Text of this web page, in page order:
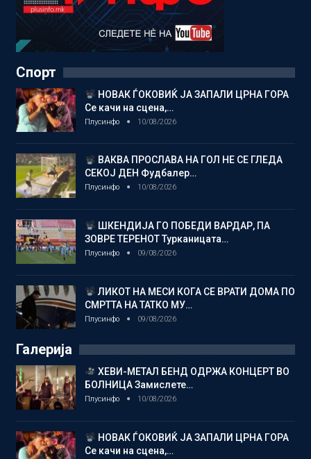
Спорт
НОВАК ЃОКОВИЌ ЈА ЗАПАЛИ ЦРНА ГОРА
Се качи на сцена,…
Плусинфо 10/08/2026
ВАКВА ПРОСЛАВА НА ГОЛ НЕ СЕ ГЛЕДА
СЕКОЈ ДЕН Фудбалер…
Плусинфо 10/08/2026
ШКЕНДИЈА ГО ПОБЕДИ ВАРДАР, ПА
ЗОВРЕ ТЕРЕНОТ Турканицата…
Плусинфо 09/08/2026
ЛИКОТ НА МЕСИ КОГА СЕ ВРАТИ ДОМА ПО
СМРТТА НА ТАТКО МУ…
Плусинфо 09/08/2026
Галерија
ХЕВИ-МЕТАЛ БЕНД ОДРЖА КОНЦЕРТ ВО
БОЛНИЦА Замислете…
Плусинфо 10/08/2026
НОВАК ЃОКОВИЌ ЈА ЗАПАЛИ ЦРНА ГОРА
Се качи на сцена,…